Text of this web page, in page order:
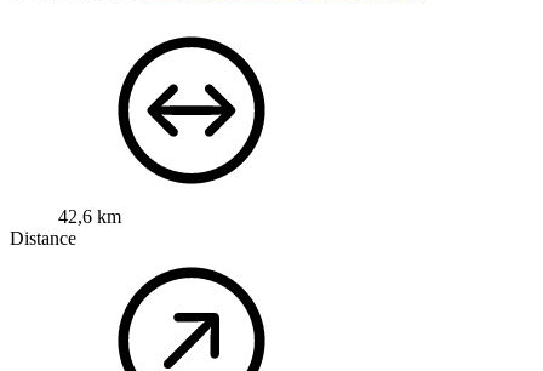
42,6 km
Distance